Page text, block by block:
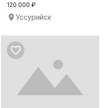
120 000 ₽
Уссурийск